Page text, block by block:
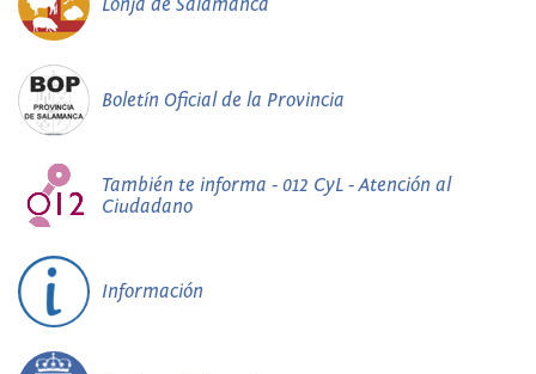
Boletín Oficial de la Provincia
También te informa - 012 CyL - Atención al
Ciudadano
Información